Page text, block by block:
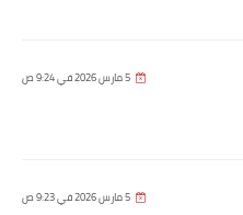
5 مارس 2026 في 9:24 ص
5 مارس 2026 في 9:23 ص